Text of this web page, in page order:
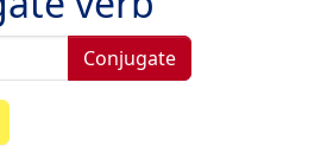
Conjugate